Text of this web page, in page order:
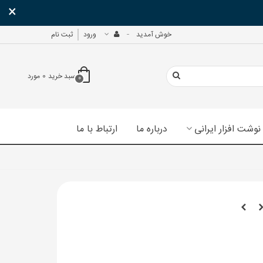
×
خوش آمدید ورود ثبت نام
0سبد خرید 0 مورد
نوشت افزار ایرانی درباره ما ارتباط با ما